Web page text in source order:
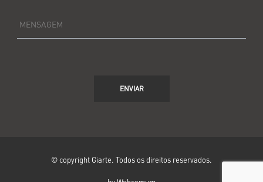
MENSAGEM
ENVIAR
© copyright Giarte. Todos os direitos reservados.